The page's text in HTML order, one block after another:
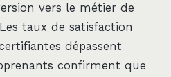
vers le métier de
taux de satisfaction
dépassent
confirment que